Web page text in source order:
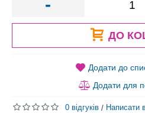
-
ДО
Додати до
Додати для
0 відгуків / Написати